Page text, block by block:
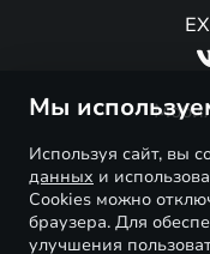
Официальные
Знаковые клиенты
Контакты
Мы
Используя сайт, вы
данных и
Cookies можно
браузера. Для
улучшения